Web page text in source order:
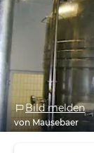
Bild melden
von Mausebaer